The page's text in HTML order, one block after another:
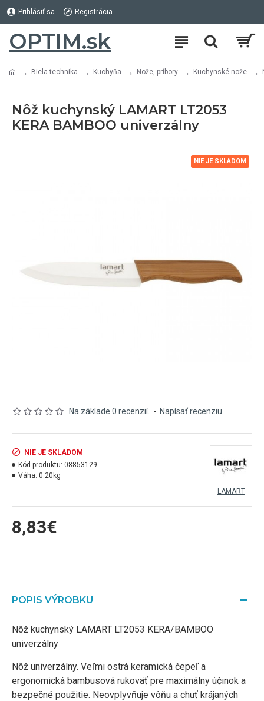
Prihlásiť sa Registrácia
OPTIM.sk
Biela technika Kuchyňa Nože, príbory Kuchynské nože
Nôž kuchynský LAMART LT2053
KERA BAMBOO univerzálny
NIE JE SKLADOM
Na základe 0 recenzií. - Napísať recenziu
8,83€
NIE JE SKLADOM
Kód produktu: 08853129
Váha: 0.20kg
LAMART
POPIS VÝROBKU
Nôž kuchynský LAMART LT2053 KERA/BAMBOO
univerzálny
Nôž univerzálny. Veľmi ostrá keramická čepeľ a
ergonomická bambusová rukoväť pre maximálny účinok a
bezpečné použitie. Neovplyvňuje vôňu a chuť krájaných